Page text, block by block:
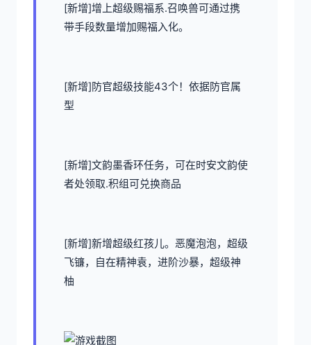
[新增]增上超级赐福系.召唤兽可通过携
带手段数量增加赐福入化。
[新增]防官超级技能43个！依据防官属
型
[新增]文韵墨香环任务，可在时安文韵使
者处领取.积组可兑换商品
[新增]新增超级红孩儿。恶魔泡泡，超级
飞镰，自在精神袁，进阶沙暴，超级神
柚